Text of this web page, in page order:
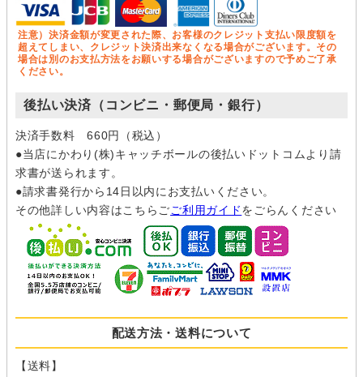
注意）決済金額が変更された際、お客様のクレジット支払い限度額を
超えてしまい、クレジット決済出来なくなる場合がございます。その
場合は別のお支払方法をお願いする場合がございますので予めご了承
ください。
後払い決済（コンビニ・郵便局・銀行）
決済手数料 660円（税込）
●当店にかわり(株)キャッチボールの後払いドットコムより請
求書が送られます。
●請求書発行から14日以内にお支払いください。
その他詳しい内容はこちらごご利用ガイドをごらんください
配送方法・送料について
【送料】